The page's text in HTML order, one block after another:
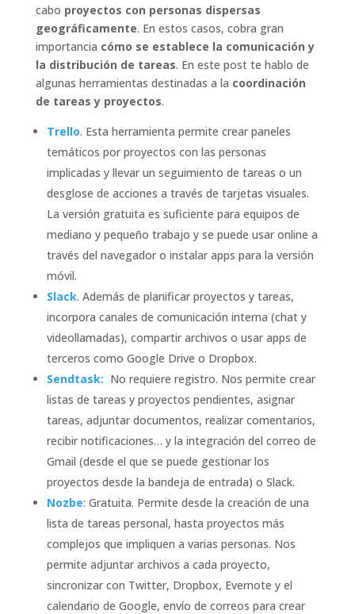
cabo proyectos con personas dispersas
geográficamente. En estos casos, cobra gran
importancia cómo se establece la comunicación y
la distribución de tareas. En este post te hablo de
algunas herramientas destinadas a la coordinación
de tareas y proyectos.
Trello. Esta herramienta permite crear paneles
temáticos por proyectos con las personas
implicadas y llevar un seguimiento de tareas o un
desglose de acciones a través de tarjetas visuales.
La versión gratuita es suficiente para equipos de
mediano y pequeño trabajo y se puede usar online a
través del navegador o instalar apps para la versión
móvil.
Slack. Además de planificar proyectos y tareas,
incorpora canales de comunicación interna (chat y
videollamadas), compartir archivos o usar apps de
terceros como Google Drive o Dropbox.
Sendtask: No requiere registro. Nos permite crear
listas de tareas y proyectos pendientes, asignar
tareas, adjuntar documentos, realizar comentarios,
recibir notificaciones… y la integración del correo de
Gmail (desde el que se puede gestionar los
proyectos desde la bandeja de entrada) o Slack.
Nozbe: Gratuita. Permite desde la creación de una
lista de tareas personal, hasta proyectos más
complejos que impliquen a varias personas. Nos
permite adjuntar archivos a cada proyecto,
sincronizar con Twitter, Dropbox, Evernote y el
calendario de Google, envío de correos para crear